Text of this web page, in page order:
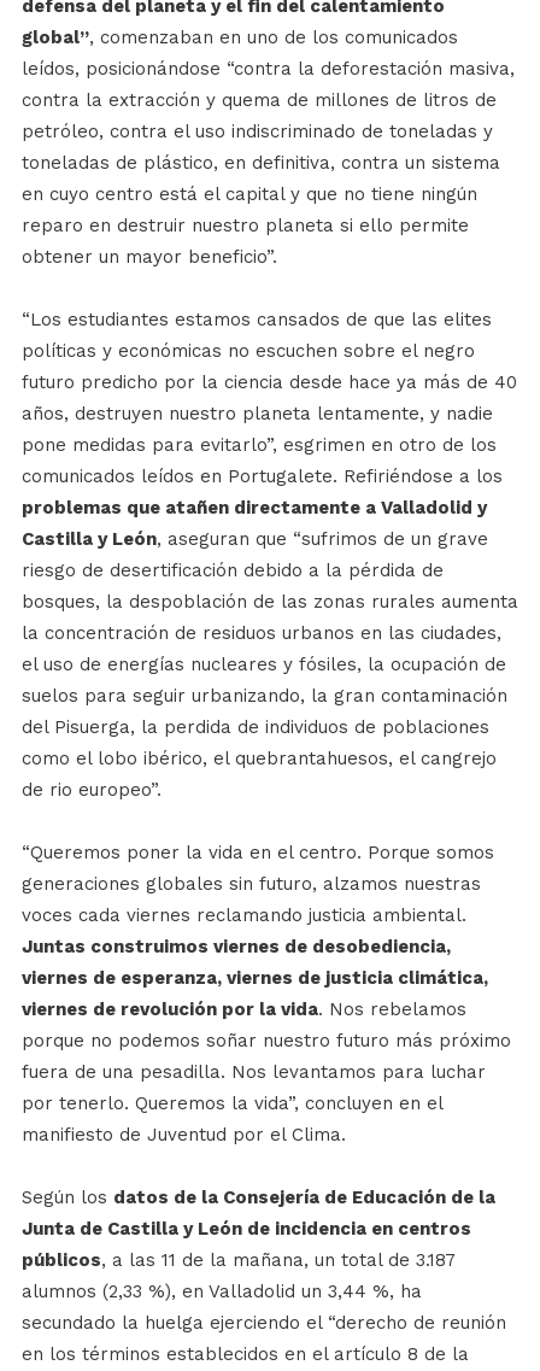
defensa del planeta y el fin del calentamiento
global”, comenzaban en uno de los comunicados
leídos, posicionándose “contra la deforestación masiva,
contra la extracción y quema de millones de litros de
petróleo, contra el uso indiscriminado de toneladas y
toneladas de plástico, en definitiva, contra un sistema
en cuyo centro está el capital y que no tiene ningún
reparo en destruir nuestro planeta si ello permite
obtener un mayor beneficio”.
“Los estudiantes estamos cansados de que las elites
políticas y económicas no escuchen sobre el negro
futuro predicho por la ciencia desde hace ya más de 40
años, destruyen nuestro planeta lentamente, y nadie
pone medidas para evitarlo”, esgrimen en otro de los
comunicados leídos en Portugalete. Refiriéndose a los
problemas que atañen directamente a Valladolid y
Castilla y León, aseguran que “sufrimos de un grave
riesgo de desertificación debido a la pérdida de
bosques, la despoblación de las zonas rurales aumenta
la concentración de residuos urbanos en las ciudades,
el uso de energías nucleares y fósiles, la ocupación de
suelos para seguir urbanizando, la gran contaminación
del Pisuerga, la perdida de individuos de poblaciones
como el lobo ibérico, el quebrantahuesos, el cangrejo
de rio europeo”.
“Queremos poner la vida en el centro. Porque somos
generaciones globales sin futuro, alzamos nuestras
voces cada viernes reclamando justicia ambiental.
Juntas construimos viernes de desobediencia,
viernes de esperanza, viernes de justicia climática,
viernes de revolución por la vida. Nos rebelamos
porque no podemos soñar nuestro futuro más próximo
fuera de una pesadilla. Nos levantamos para luchar
por tenerlo. Queremos la vida”, concluyen en el
manifiesto de Juventud por el Clima.
Según los datos de la Consejería de Educación de la
Junta de Castilla y León de incidencia en centros
públicos, a las 11 de la mañana, un total de 3.187
alumnos (2,33 %), en Valladolid un 3,44 %, ha
secundado la huelga ejerciendo el “derecho de reunión
en los términos establecidos en el artículo 8 de la